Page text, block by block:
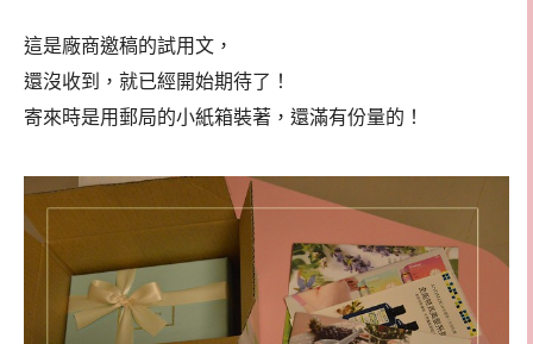
這是廠商邀稿的試用文，
還沒收到，就已經開始期待了！
寄來時是用郵局的小紙箱裝著，還滿有份量的！